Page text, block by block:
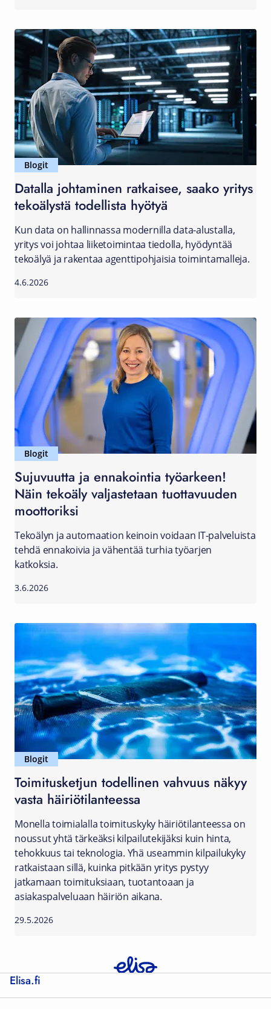
Blogit
Datalla johtaminen ratkaisee, saako yritys
tekoälystä todellista hyötyä
Kun data on hallinnassa modernilla data-alustalla,
yritys voi johtaa liiketoimintaa tiedolla, hyödyntää
tekoälyä ja rakentaa agenttipohjaisia toimintamalleja.
4.6.2026
Blogit
Sujuvuutta ja ennakointia työarkeen!
Näin tekoäly valjastetaan tuottavuuden
moottoriksi
Tekoälyn ja automaation keinoin voidaan IT-palveluista
tehdä ennakoivia ja vähentää turhia työarjen
katkoksia.
3.6.2026
Blogit
Toimitusketjun todellinen vahvuus näkyy
vasta häiriötilanteessa
Monella toimialalla toimituskyky häiriötilanteessa on
noussut yhtä tärkeäksi kilpailutekijäksi kuin hinta,
tehokkuus tai teknologia. Yhä useammin kilpailukyky
ratkaistaan sillä, kuinka pitkään yritys pystyy
jatkamaan toimituksiaan, tuotantoaan ja
asiakaspalveluaan häiriön aikana.
29.5.2026
Elisa.fi